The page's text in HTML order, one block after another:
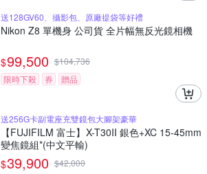
送128GV60、攝影包、原廠提袋等好禮
Nikon Z8 單機身 公司貨 全片幅無反光鏡相機
$99,500 $104,736
限時下殺
券 贈品
送256G卡副電座充雙鏡包大腳架豪華
【FUJIFILM 富士】X-T30II 銀色+XC 15-45mm
變焦鏡組*(中文平輸)
$39,900 $42,000